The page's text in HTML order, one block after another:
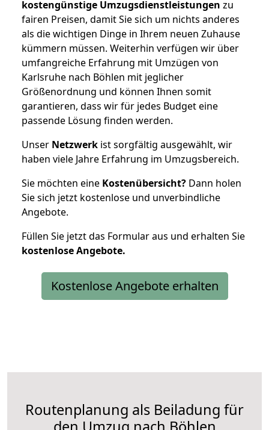
kostengünstige Umzugsdienstleistungen zu
fairen Preisen, damit Sie sich um nichts anderes
als die wichtigen Dinge in Ihrem neuen Zuhause
kümmern müssen. Weiterhin verfügen wir über
umfangreiche Erfahrung mit Umzügen von
Karlsruhe nach Böhlen mit jeglicher
Größenordnung und können Ihnen somit
garantieren, dass wir für jedes Budget eine
passende Lösung finden werden.
Unser Netzwerk ist sorgfältig ausgewählt, wir
haben viele Jahre Erfahrung im Umzugsbereich.
Sie möchten eine Kostenübersicht? Dann holen
Sie sich jetzt kostenlose und unverbindliche
Angebote.
Füllen Sie jetzt das Formular aus und erhalten Sie
kostenloseAngebote.
Kostenlose Angebote erhalten
Routenplanung als Beiladung für